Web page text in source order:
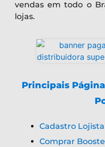
vendas em todo o
lojas.
Principais
Cadastro Lojista
Comprar